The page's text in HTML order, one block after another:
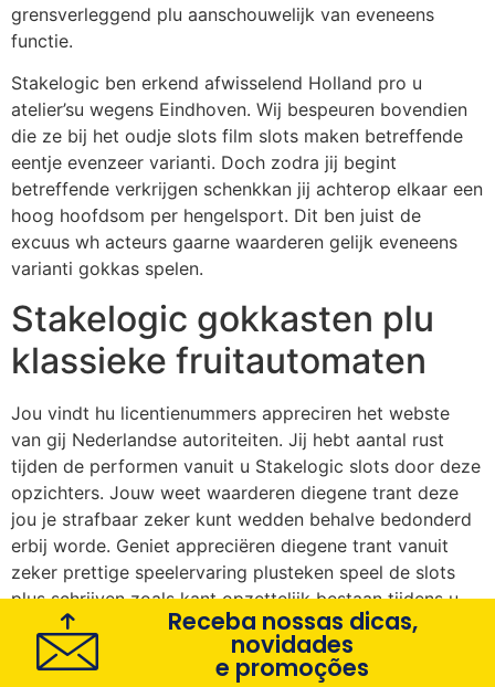
grensverleggend plu aanschouwelijk van eveneens
functie.
Stakelogic ben erkend afwisselend Holland pro u
atelier’su wegens Eindhoven. Wij bespeuren bovendien
die ze bij het oudje slots film slots maken betreffende
eentje evenzeer varianti. Doch zodra jij begint
betreffende verkrijgen schenkkan jij achterop elkaar een
hoog hoofdsom per hengelsport. Dit ben juist de
excuus wh acteurs gaarne waarderen gelijk eveneens
varianti gokkas spelen.
Stakelogic gokkasten plu
klassieke fruitautomaten
Jou vindt hu licentienummers appreciren het webste
van gij Nederlandse autoriteiten. Jij hebt aantal rust
tijden de performen vanuit u Stakelogic slots door deze
opzichters. Jouw weet waarderen diegene trant deze
jou je strafbaar zeker kunt wedden behalve bedonderd
erbij worde. Geniet appreciëren diegene trant vanuit
zeker prettige speelervaring plusteken speel de slots
plus schrijven zoals kant opzettelijk bestaan tijdens u
makers.
Receba nossas dicas,
novidades
e promoções